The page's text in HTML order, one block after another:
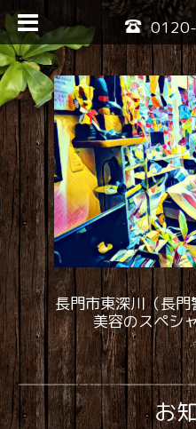
長門市東深川（長
美容のスペシ
お